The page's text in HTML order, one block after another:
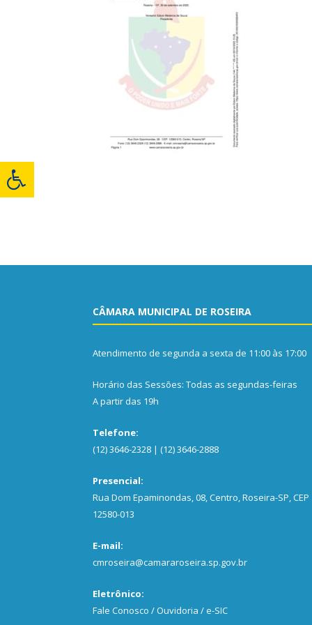
CÂMARA MUNICIPAL DE ROSEIRA
Atendimento de segunda a sexta de 11:00 às 17:00
Horário das Sessões: Todas as segundas-feiras
A partir das 19h
Telefone:
(12) 3646-2328 | (12) 3646-2888
Presencial:
Rua Dom Epaminondas, 08, Centro, Roseira-SP, CEP
12580-013
E-mail:
cmroseira@camararoseira.sp.gov.br
Eletrônico:
Fale Conosco / Ouvidoria / e-SIC